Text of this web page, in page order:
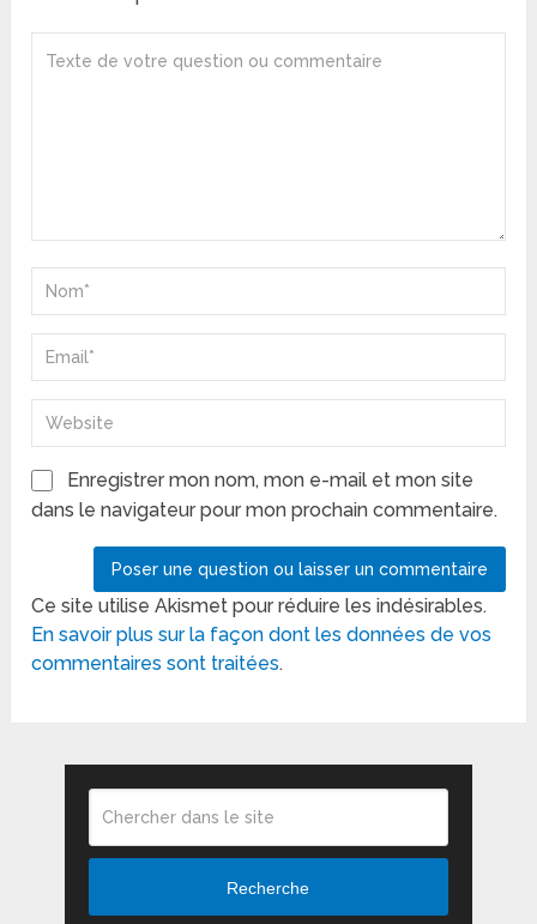
Enregistrer mon nom, mon e-mail et mon site
dans le navigateur pour mon prochain commentaire.
Ce site utilise Akismet pour réduire les indésirables.
En savoir plus sur la façon dont les données de vos
commentaires sont traitées.
Recherche